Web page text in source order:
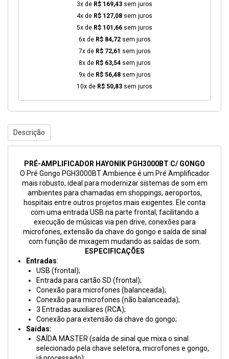
3x de R$ 169,43 sem juros
4x de R$ 127,08 sem juros
5x de R$ 101,66 sem juros
6x de R$ 84,72sem juros
7x de R$ 72,61 sem juros
8x de R$ 63,54sem juros
9x de R$ 56,48sem juros
10x de R$ 50,83 sem juros
Descrição
PRÉ-AMPLIFICADOR HAYONIK PGH3000BT C/ GONGO
O Pré Gongo PGH3000BT Ambience é um Pré Amplificador
mais robusto, ideal para modernizar sistemas de som em
ambientes para chamadas em shoppings, aeroportos,
hospitais entre outros projetos mais exigentes. Ele conta
com uma entrada USB na parte frontal, facilitando a
execução de músicas via pen drive, conexões para
microfones, extensão da chave do gongo e saída de sinal
com função de mixagem mudando as saídas de som.
ESPECIFICAÇÕES
Entradas:
USB (frontal);
Entrada para cartão SD (frontal);
Conexão para microfones (balanceada);
Conexão para microfones (não balanceada);
3 Entradas auxiliares (RCA);
Conexão para extensão da chave do gongo;
Saídas:
SAÍDA MASTER (saída de sinal que mixa o sinal
selecionado pela chave seletora, microfones e gongo,